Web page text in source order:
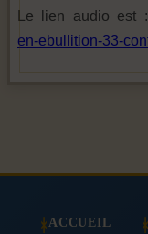
Le lien audio est :
en-ebullition-33-
ACCUEIL